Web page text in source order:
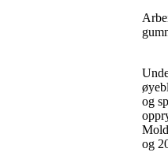
og
og